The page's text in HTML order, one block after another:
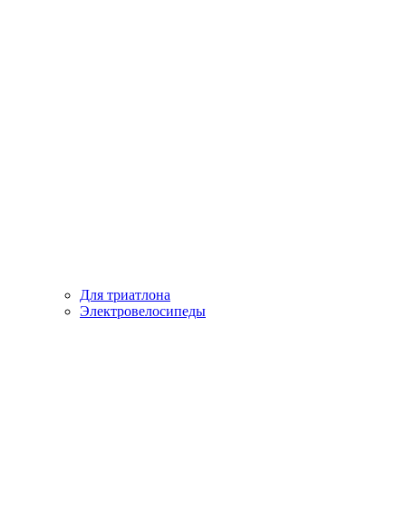
Для триатлона
Электровелосипеды